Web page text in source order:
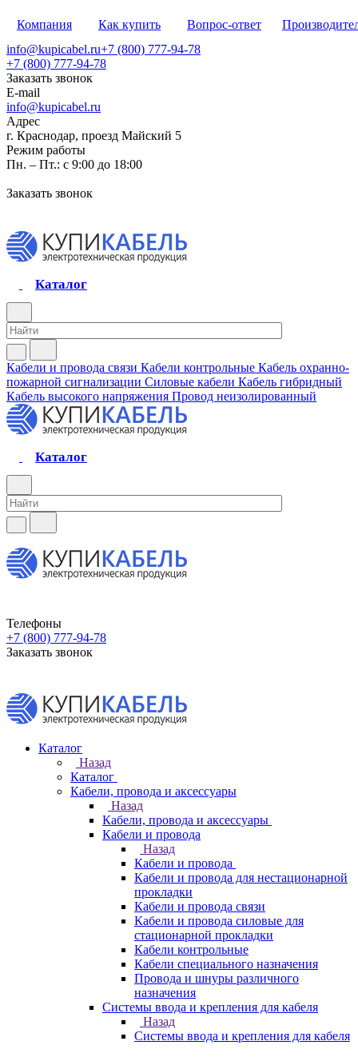
Компания Как купить Вопрос-ответ
info@kupicabel.ru+7 (800) 777-94-78
+7 (800) 777-94-78
Заказать звонок
E-mail
info@kupicabel.ru
Адрес
г. Краснодар, проезд Майский 5
Режим работы
Пн. – Пт.: с 9:00 до 18:00
Заказать звонок
Каталог
Кабели и провода связи Кабели контрольные Кабель охранно-
пожарной сигнализации Силовые кабели Кабель гибридный
Кабель высокого напряжения Провод неизолированный
Каталог
Телефоны
+7 (800) 777-94-78
Заказать звонок
Каталог
Назад
Каталог
Кабели, провода и аксессуары
Назад
Кабели, провода и аксессуары
Кабели и провода
Назад
Кабели и провода
Кабели и провода для нестационарной
прокладки
Кабели и провода связи
Кабели и провода силовые для
стационарной прокладки
Кабели контрольные
Кабели специального назначения
Провода и шнуры различного
назначения
Системы ввода и крепления для кабеля
Назад
Системы ввода и крепления для кабеля